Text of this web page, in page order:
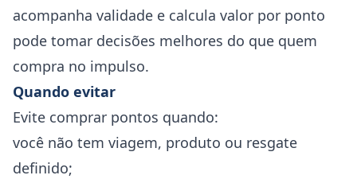
acompanha validade e calcula valor por ponto
pode tomar decisões melhores do que quem
compra no impulso.
Quando evitar
Evite comprar pontos quando:
você não tem viagem, produto ou resgate
definido;